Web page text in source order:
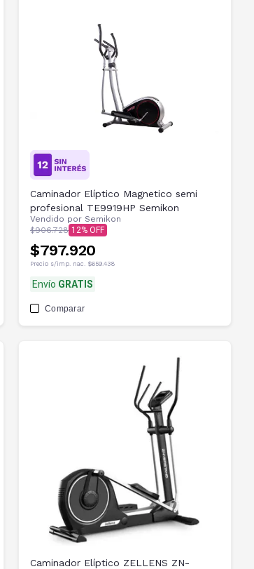
Caminador Elíptico Magnetico semi
profesional TE9919HP Semikon
Vendido por Semikon
$906.728 12
$797.920
Precio s/imp. nac. $659.438
Envío GRATIS
Comparar
Caminador Elíptico ZELLENS ZN-